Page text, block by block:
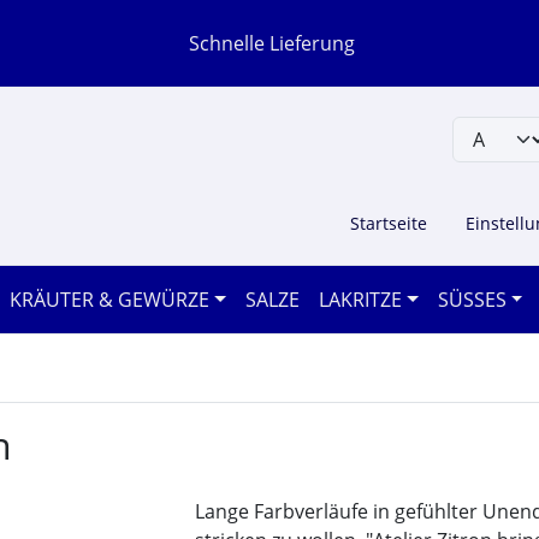
Schnelle Lieferung
Startseite
KRÄUTER & GEWÜRZE SALZE LAKRITZE SÜSSES
Lange Farbverläufe in gefühlter